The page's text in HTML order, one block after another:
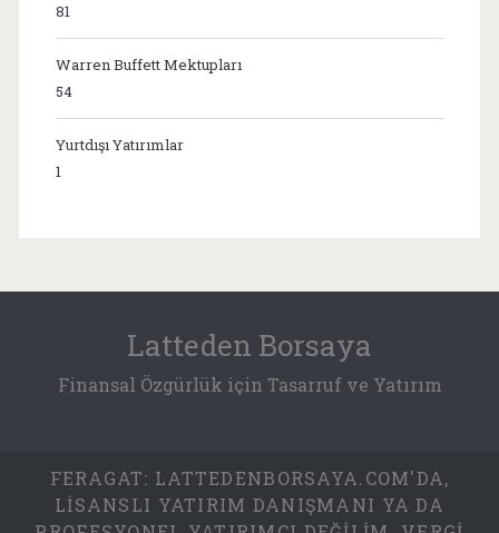
81
Warren Buffett Mektupları
54
Yurtdışı Yatırımlar
1
Latteden Borsaya
Finansal Özgürlük için Tasarruf ve Yatırım
FERAGAT: LATTEDENBORSAYA.COM'DA,
LISANSLI YATIRIM DANIŞMANI YA DA